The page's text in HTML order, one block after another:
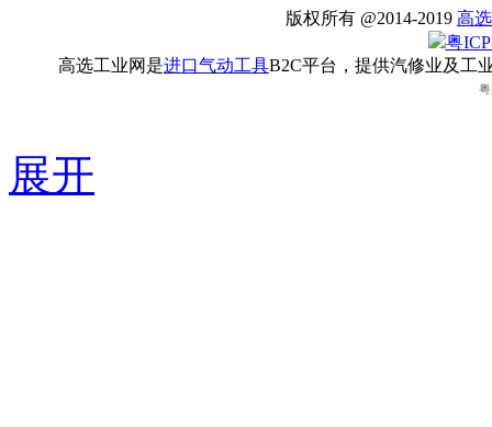
版权所有 @2014-2019 高
粤
高选工业网是进口气动工具B2C平台，提供汽修业及工
展开